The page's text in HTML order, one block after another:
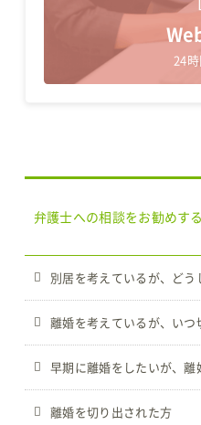
24
弁護士への相談をお勧めす
別居を考えているが、ど
離婚を考えているが、い
早期に離婚をしたいが、
離婚を切り出された方